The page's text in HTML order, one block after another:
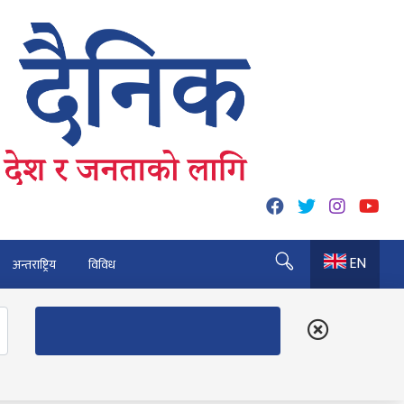
अन्तराष्ट्रिय विविध EN
कुर्नु पर्दैन : अध्यक्ष कार्की
भैरहवाबाट काठमाडौं ल्याइए